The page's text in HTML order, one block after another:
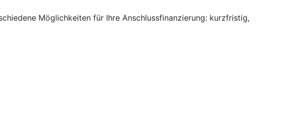
Möglichkeiten für Ihre Anschlussfinanzierung: kurzfristig,